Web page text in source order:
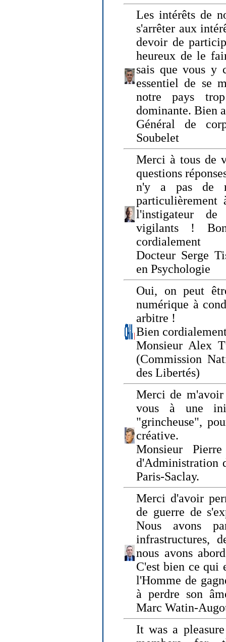
Les intérêts de
s'arrêter aux
devoir de
heureux de le
sais que vous y
essentiel de se
notre pays
dominante. Bien
Général de
Soubelet
Merci à tous de
questions
n'y a pas de
l'instigateur de
vigilants !
cordialement
Docteur Serge
en Psychologie
Oui, on peut
numérique à
arbitre !
Bien
Monsieur Alex
(Commission
des Libertés)
Merci de
vous à une
"grincheuse",
créative.
Monsieur
d'Administration
Paris-Saclay.
Merci d'avoir
de guerre de
Nous avons
infrastructures,
nous avons
C'est bien ce qui
l'Homme de
à perdre son
Marc Watin-
It was a